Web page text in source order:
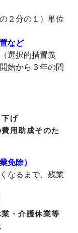
２分の１）単位
など
選択的措置義
始から３年の間
げ
用助成そのた
免除）
なるまで、残業
・介護休業等